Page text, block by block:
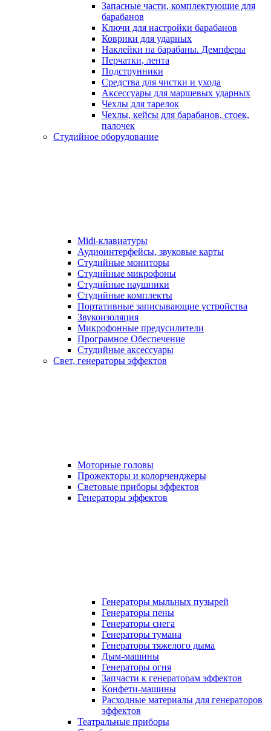
Запасные части, комплектующие для
барабанов
Ключи для настройки барабанов
Коврики для ударных
Наклейки на барабаны. Демпферы
Перчатки, лента
Подструнники
Средства для чистки и ухода
Аксессуары для маршевых ударных
Чехлы для тарелок
Чехлы, кейсы для барабанов, стоек,
палочек
Студийное оборудование
Midi-клавиатуры
Аудиоинтерфейсы, звуковые карты
Студийные мониторы
Студийные микрофоны
Студийные наушники
Студийные комплекты
Портативные записывающие устройства
Звукоизоляция
Микрофонные предусилители
Програмное Обеспечение
Студийные аксессуары
Свет, генераторы эффектов
Моторные головы
Прожекторы и колорченджеры
Световые приборы эффектов
Генераторы эффектов
Генераторы мыльных пузырей
Генераторы пены
Генераторы снега
Генераторы тумана
Генераторы тяжелого дыма
Дым-машины
Генераторы огня
Запчасти к генераторам эффектов
Конфети-машины
Расходные материалы для генераторов
эффектов
Театральные приборы